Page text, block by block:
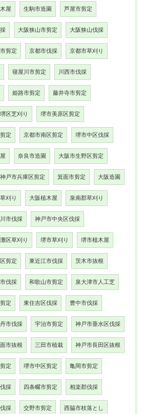
屋 生駒市造園 芦屋市剪定
大阪狭山市剪定 大阪狭山伐採
剪定 京都市伐採 京都市草刈り
寝屋川市剪定 川西市伐採
姫路市剪定 藤井寺市剪定
区芝刈り 堺市美原区剪定
定 京都市南区剪定 堺市中区伐採
奈良市造園 大阪市生野区剪定
神戸市兵庫区剪定 箕面市剪定 大阪造園
刈り 大阪植木屋 泉南郡草刈り
市伐採 神戸市中央区伐採
区草刈り 堺市草刈り 堺市植木屋
剪定 東近江市伐採 茨木市抜根
伐採 和歌山市剪定 泉大津市人工芝
定 東住吉区伐採 豊中市伐採
市伐採 宇治市剪定 神戸市垂水区伐採
市抜根 三田市植栽 神戸市長田区抜根
定 堺市中区剪定 亀岡市剪定
採 四条畷市剪定 相楽郡伐採
採 交野市剪定 西脇市枝落とし